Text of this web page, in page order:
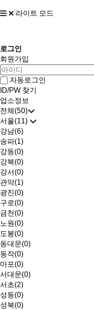
라이트 모드
로그인
회원가입
자동로그인
ID/PW 찾기
업소정보
전체(50)
서울(11)
강남(6)
송파(1)
강동(0)
강북(0)
강서(0)
관악(1)
광진(0)
구로(0)
금천(0)
노원(0)
도봉(0)
동대문(0)
동작(0)
마포(0)
서대문(0)
서초(2)
성동(0)
성북(0)